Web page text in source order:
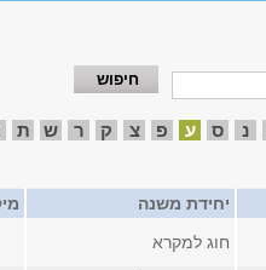
נ ס ע פ צ ק ר ש ת
יחידת משנה
חוג למקרא